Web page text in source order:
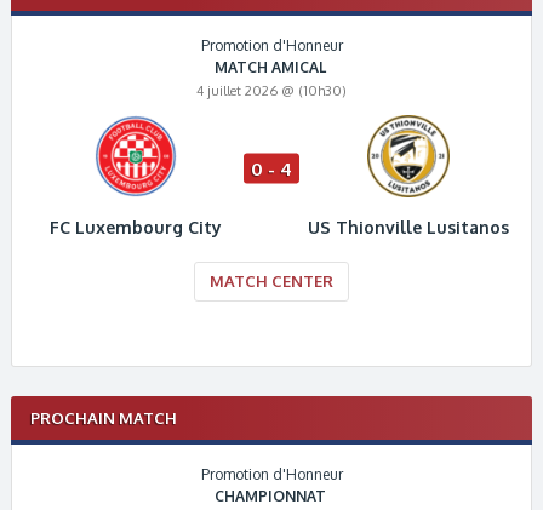
Promotion d'Honneur
MATCH AMICAL
4 juillet 2026 @ (10h30)
FC Luxembourg City
0 - 4
US Thionville Lusitanos
MATCH CENTER
PROCHAIN MATCH
Promotion d'Honneur
CHAMPIONNAT